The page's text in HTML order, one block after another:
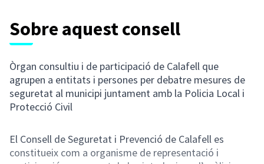
Sobre aquest consell
Òrgan consultiu i de participació de Calafell que
agrupen a entitats i persones per debatre mesures de
seguretat al municipi juntament amb la Policia Local i
Protecció Civil
El Consell de Seguretat i Prevenció de Calafell es
constitueix com a organisme de representació i